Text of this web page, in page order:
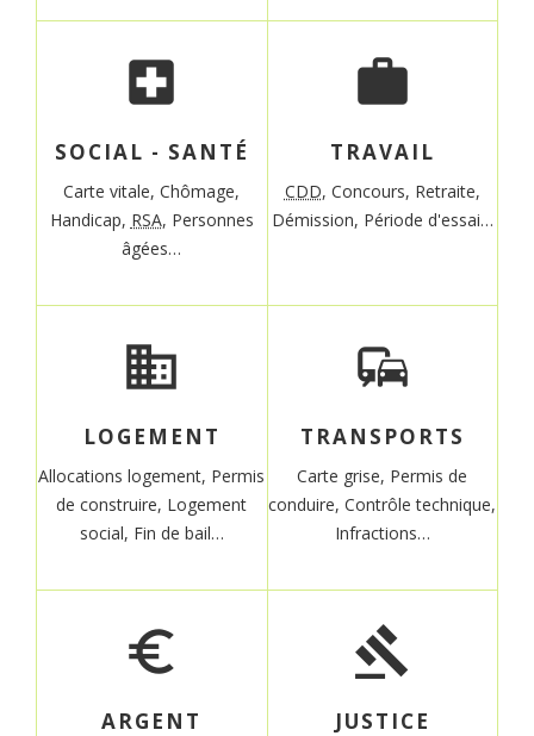
local_hospital
SOCIAL - SANTÉ
Carte vitale,Chômage,
Handicap, RSA, Personnes
âgées…
work
TRAVAIL
CDD, Concours, Retraite,
Démission, Période d'essai…
domain
LOGEMENT
Allocations logement, Permis
de construire, Logement
social, Fin de bail…
commute
TRANSPORTS
Carte grise, Permis de
conduire,Contrôle technique,
Infractions…
euro_symbol
ARGENT
gavel
JUSTICE